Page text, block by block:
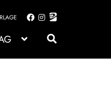
Zur
springen
Zum
springen